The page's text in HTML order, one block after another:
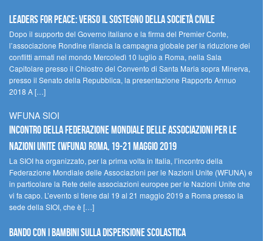
Leaders for peace: verso il sostegno della società civile
Dopo il supporto del Governo italiano e la firma del Premier Conte,
l’associazione Rondine rilancia la campagna globale per la riduzione dei
conflitti armati nel mondo Mercoledì 10 luglio a Roma, nella Sala
Capitolare presso il Chiostro del Convento di Santa Maria sopra Minerva,
presso il Senato della Repubblica, la presentazione Rapporto Annuo
2018 A […]
WFUNA SIOI
Incontro della Federazione Mondiale delle Associazioni per le
Nazioni Unite (WFUNA) Roma, 19-21 maggio 2019
La SIOI ha organizzato, per la prima volta in Italia, l’incontro della
Federazione Mondiale delle Associazioni per le Nazioni Unite (WFUNA) e
in particolare la Rete delle associazioni europee per le Nazioni Unite che
vi fa capo. L’evento si tiene dal 19 al 21 maggio 2019 a Roma presso la
sede della SIOI, che è […]
Bando Con i Bambini sulla dispersione scolastica